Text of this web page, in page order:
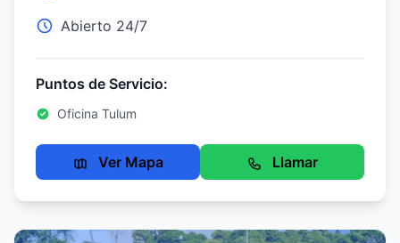
Abierto 24/7
Puntos de Servicio:
Oficina Tulum
Ver Mapa Llamar